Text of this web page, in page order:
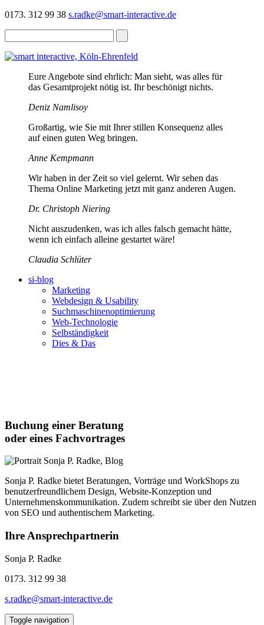
0173. 312 99 38 s.radke@smart-interactive.de
Eure Angebote sind ehrlich: Man sieht, was alles für
das Gesamtprojekt nötig ist. Ihr beschönigt nichts.
Deniz Namlisoy
Großartig, wie Sie mit Ihrer stillen Konsequenz alles
auf einen guten Weg bringen.
Anne Kempmann
Wir haben in der Zeit so viel gelernt. Wir sehen das
Thema Online Marketing jetzt mit ganz anderen Augen.
Dr. Christoph Niering
Nicht auszudenken, was ich alles falsch gemacht hätte,
wenn ich einfach alleine gestartet wäre!
Claudia Schlüter
si-blog
Marketing
Webdesign & Usability
Suchmaschinenoptimierung
Web-Technologie
Selbständigkeit
Dies & Das
Buchung einer Beratung
oder eines Fachvortrages
Sonja P. Radke bietet Beratungen, Vorträge und WorkShops zu
benutzerfreundlichem Design, Website-Konzeption und
Unternehmenskommunikation. Zudem schreibt sie über den Nutzen
von SEO und authentischem Marketing.
Ihre Ansprechpartnerin
Sonja P. Radke
0173. 312 99 38
s.radke@smart-interactive.de
Toggle navigation